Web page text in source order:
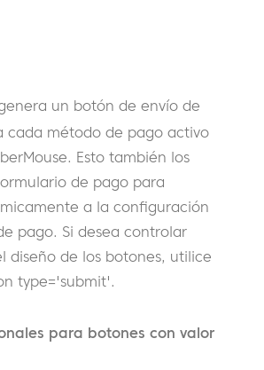
un botón de envío de
cada método de pago activo
Esto también los
de pago para
a la configuración
pago. Si desea controlar
diseño de los botones, utilice
type='submit'.
para botones con valor